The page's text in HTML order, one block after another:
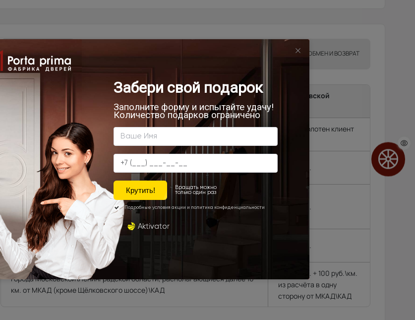
ДОСТАВКА ОБМЕН И ВОЗВРАТ
Доставка продукции со склада Компании Porta prima до подъезда в г.Москва, Московской
области, г.Санкт-Петербург, Ленинградской области.
Техническую возможность подъема полотен определяет замерщик, без замера подъем полотен клиент
осуществляет самостоятельно.
Фрязино, Щёлково, Чкаловская, Биокомбинат, Новый городок и др. (15 км
от склада)
2 500 руб.
Мытищи, Пушкино, Красноармейск, Балашиха, Ногинск, Черноголовка,
Фряново, Электросталь, Ивантеевка, Королёв, Монино,
Лосинопетровский и др. (от 20 до 45 км. от склада).
4 500 руб.
Москва\Санкт-Петербург и города, расположенные в районе МКАД\КАД
до 10 км. в область.
4 500 руб.
Города Московской\Ленинградской области, располагающиеся далее 10
км. от МКАД (кроме Щёлковского шоссе)\КАД
4 500 руб. + 100 руб.\км.
из расчёта в одну
сторону от МКАД\КАД